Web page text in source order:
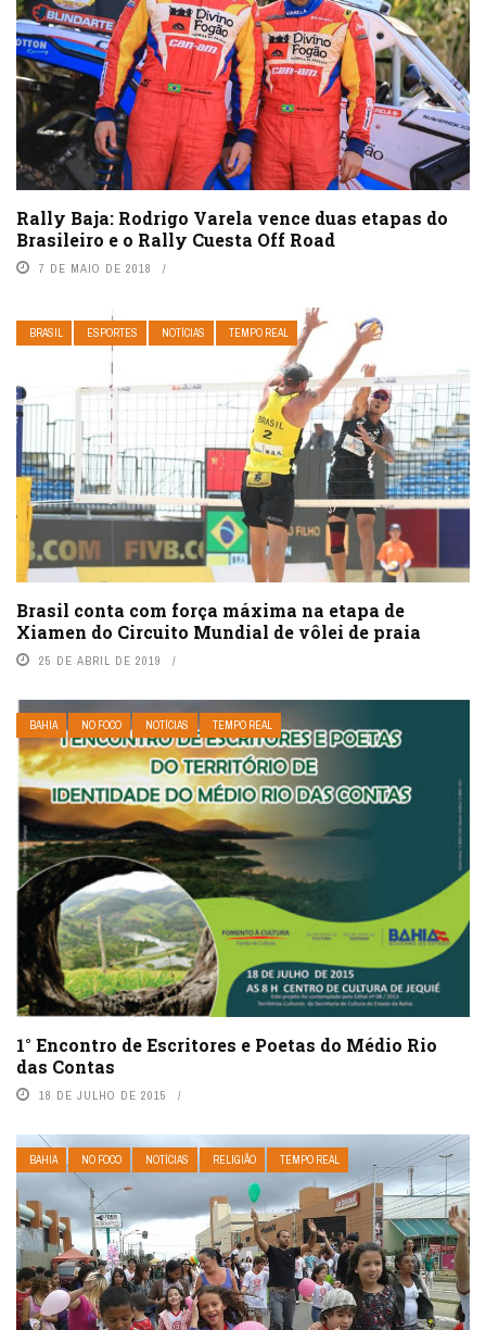
Rally Baja: Rodrigo Varela vence duas etapas do
Brasileiro e o Rally Cuesta Off Road
7 DE MAIO DE 2018
BRASIL ESPORTES NOTÍCIAS TEMPO REAL
Brasil conta com força máxima na etapa de
Xiamen do Circuito Mundial de vôlei de praia
25 DE ABRIL DE 2019
BAHIA NO FOCO NOTÍCIAS TEMPO REAL
1° Encontro de Escritores e Poetas do Médio Rio
das Contas
18 DE JULHO DE 2015
BAHIA NO FOCO NOTÍCIAS RELIGIÃO TEMPO REAL